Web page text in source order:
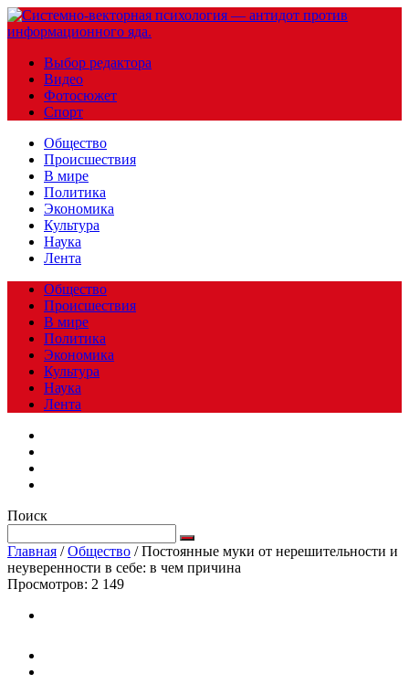
Выбор редактора
Видео
Фотосюжет
Спорт
Общество
Происшествия
В мире
Политика
Экономика
Культура
Наука
Лента
Общество
Происшествия
В мире
Политика
Экономика
Культура
Наука
Лента
Поиск
Главная /Общество /Постоянные муки от нерешительности и
неуверенности в себе: в чем причина
Просмотров: 2 149